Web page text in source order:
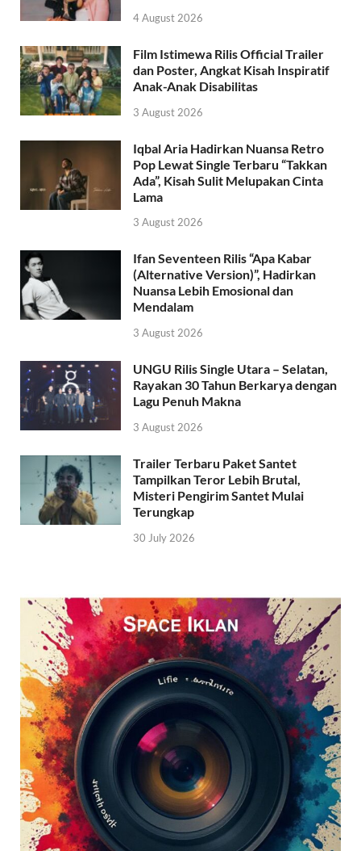
4 August 2026
Film Istimewa Rilis Official Trailer
dan Poster, Angkat Kisah Inspiratif
Anak-Anak Disabilitas
3 August 2026
Iqbal Aria Hadirkan Nuansa Retro
Pop Lewat Single Terbaru “Takkan
Ada”, Kisah Sulit Melupakan Cinta
Lama
3 August 2026
Ifan Seventeen Rilis “Apa Kabar
(Alternative Version)”, Hadirkan
Nuansa Lebih Emosional dan
Mendalam
3 August 2026
UNGU Rilis Single Utara – Selatan,
Rayakan 30 Tahun Berkarya dengan
Lagu Penuh Makna
3 August 2026
Trailer Terbaru Paket Santet
Tampilkan Teror Lebih Brutal,
Misteri Pengirim Santet Mulai
Terungkap
30 July 2026